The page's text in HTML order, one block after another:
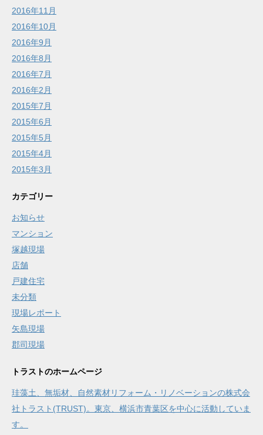
2016年11月
2016年10月
2016年9月
2016年8月
2016年7月
2016年2月
2015年7月
2015年6月
2015年5月
2015年4月
2015年3月
カテゴリー
お知らせ
マンション
塚越現場
店舗
戸建住宅
未分類
現場レポート
矢島現場
郡司現場
トラストのホームページ
珪藻土、無垢材、自然素材リフォーム・リノベーションの株式会
社トラスト(TRUST)。東京、横浜市青葉区を中心に活動していま
す。